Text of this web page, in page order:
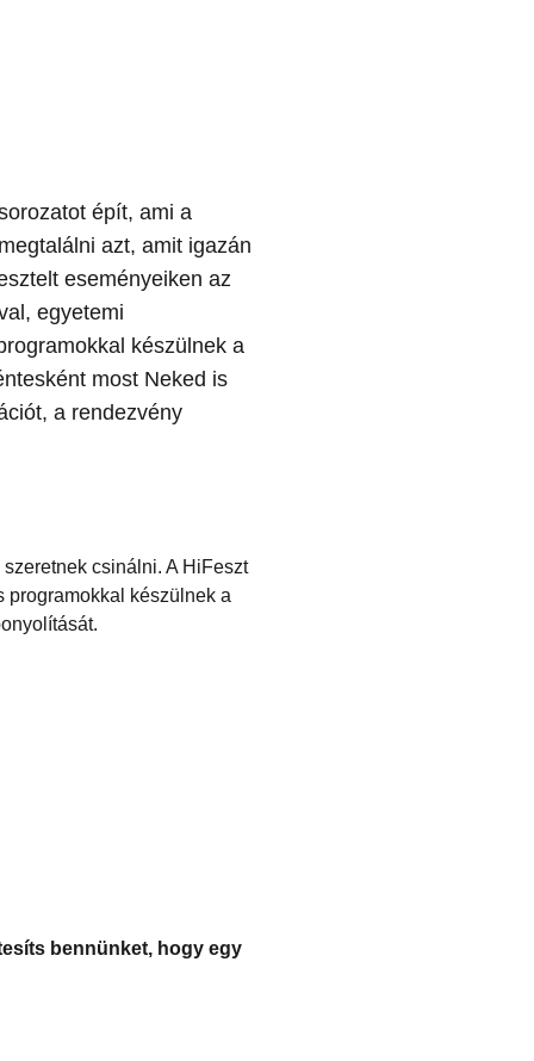
épít, ami a
azt, amit igazán
eseményeiken az
egyetemi
készülnek a
most Neked is
a rendezvény
csinálni. A HiFeszt
programokkal készülnek a
bennünket, hogy egy